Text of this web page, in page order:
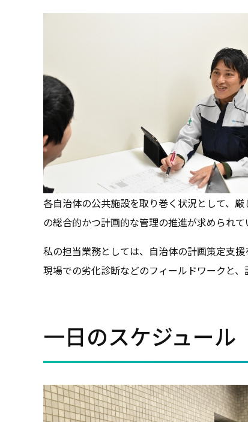
各自治体の公共施設を取り巻く状況として、
の総合的かつ計画的な管理の推進が求められ
私の担当業務としては、自治体の計画策定支
現場での劣化診断などのフィールドワークと
一日のスケジュール